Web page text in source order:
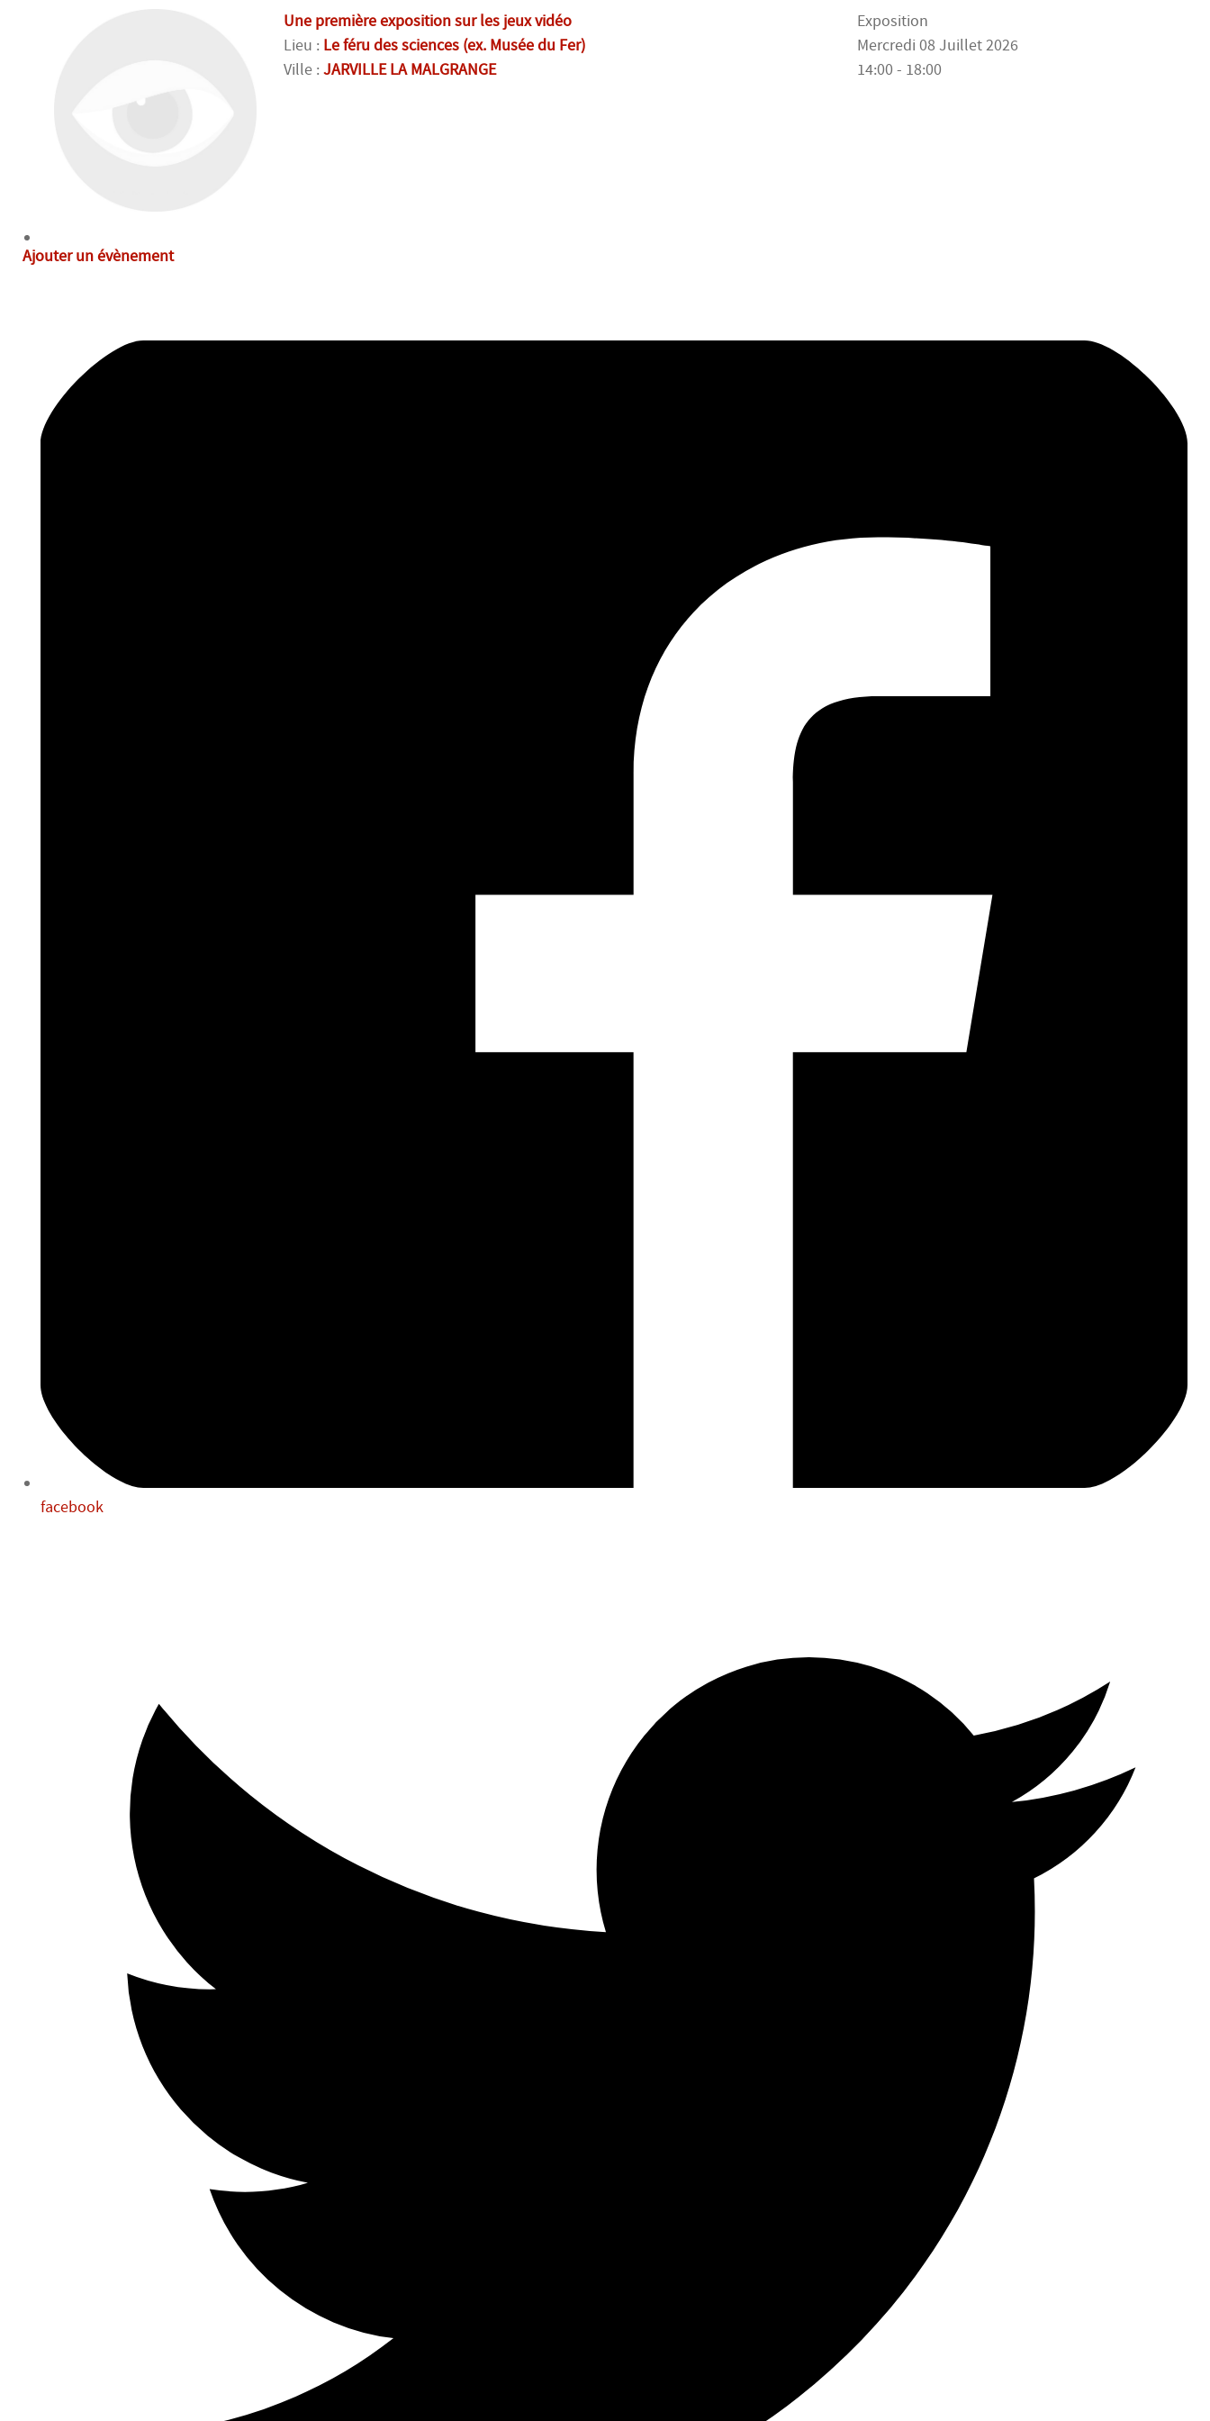
Une première exposition sur les jeux vidéo
Lieu : Le féru des sciences (ex. Musée du Fer)
Ville : JARVILLE LA MALGRANGE
Exposition
Mercredi 08 Juillet 2026
14:00 - 18:00
Ajouter un évènement
facebook